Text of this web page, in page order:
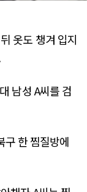
옷도 챙겨 입지
남성 A씨를 검
구 한 찜질방에